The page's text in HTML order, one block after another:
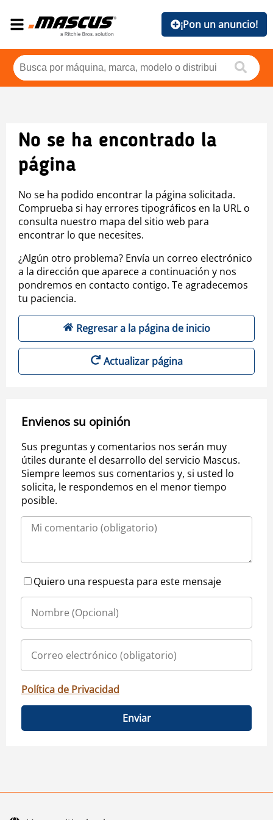
¡Pon un anuncio!
No se ha encontrado la
página
No se ha podido encontrar la página solicitada.
Comprueba si hay errores tipográficos en la URL o
consulta nuestro mapa del sitio web para
encontrar lo que necesites.
¿Algún otro problema? Envía un correo electrónico
a la dirección que aparece a continuación y nos
pondremos en contacto contigo. Te agradecemos
tu paciencia.
Regresar a la página de inicio
Actualizar página
Envienos su opinión
Sus preguntas y comentarios nos serán muy
útiles durante el desarrollo del servicio Mascus.
Siempre leemos sus comentarios y, si usted lo
solicita, le respondemos en el menor tiempo
posible.
Quiero una respuesta para este mensaje
Política de Privacidad
Enviar